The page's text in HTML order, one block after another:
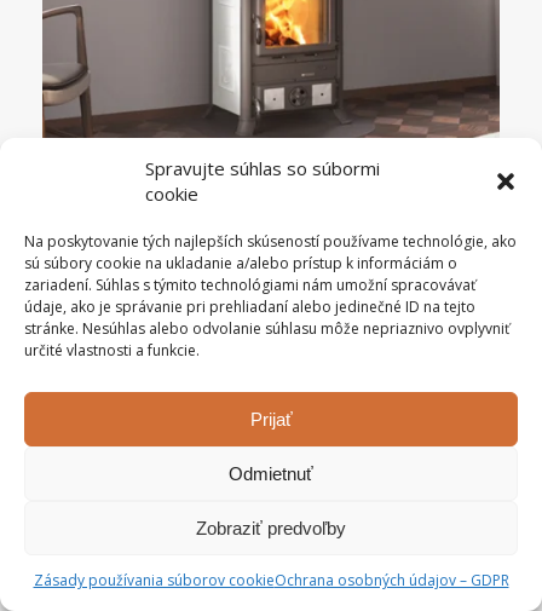
Spravujte súhlas so súbormi
cookie
Na poskytovanie tých najlepších skúseností používame technológie, ako
sú súbory cookie na ukladanie a/alebo prístup k informáciám o
zariadení. Súhlas s týmito technológiami nám umožní spracovávať
údaje, ako je správanie pri prehliadaní alebo jedinečné ID na tejto
stránke. Nesúhlas alebo odvolanie súhlasu môže nepriaznivo ovplyvniť
určité vlastnosti a funkcie.
Prijať
Odmietnuť
Zobraziť predvoľby
Zásady používania súborov cookieOchrana osobných údajov – GDPR
La Nordica Rosella R1 5.0
1849,00€ Original
price
was:
1849,00 €.
1549,00€Current
price
is:
s DPH Sale!